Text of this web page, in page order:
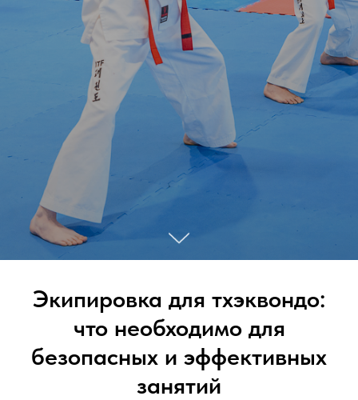
Экипировка для тхэквондо:
что необходимо для
безопасных и эффективных
занятий